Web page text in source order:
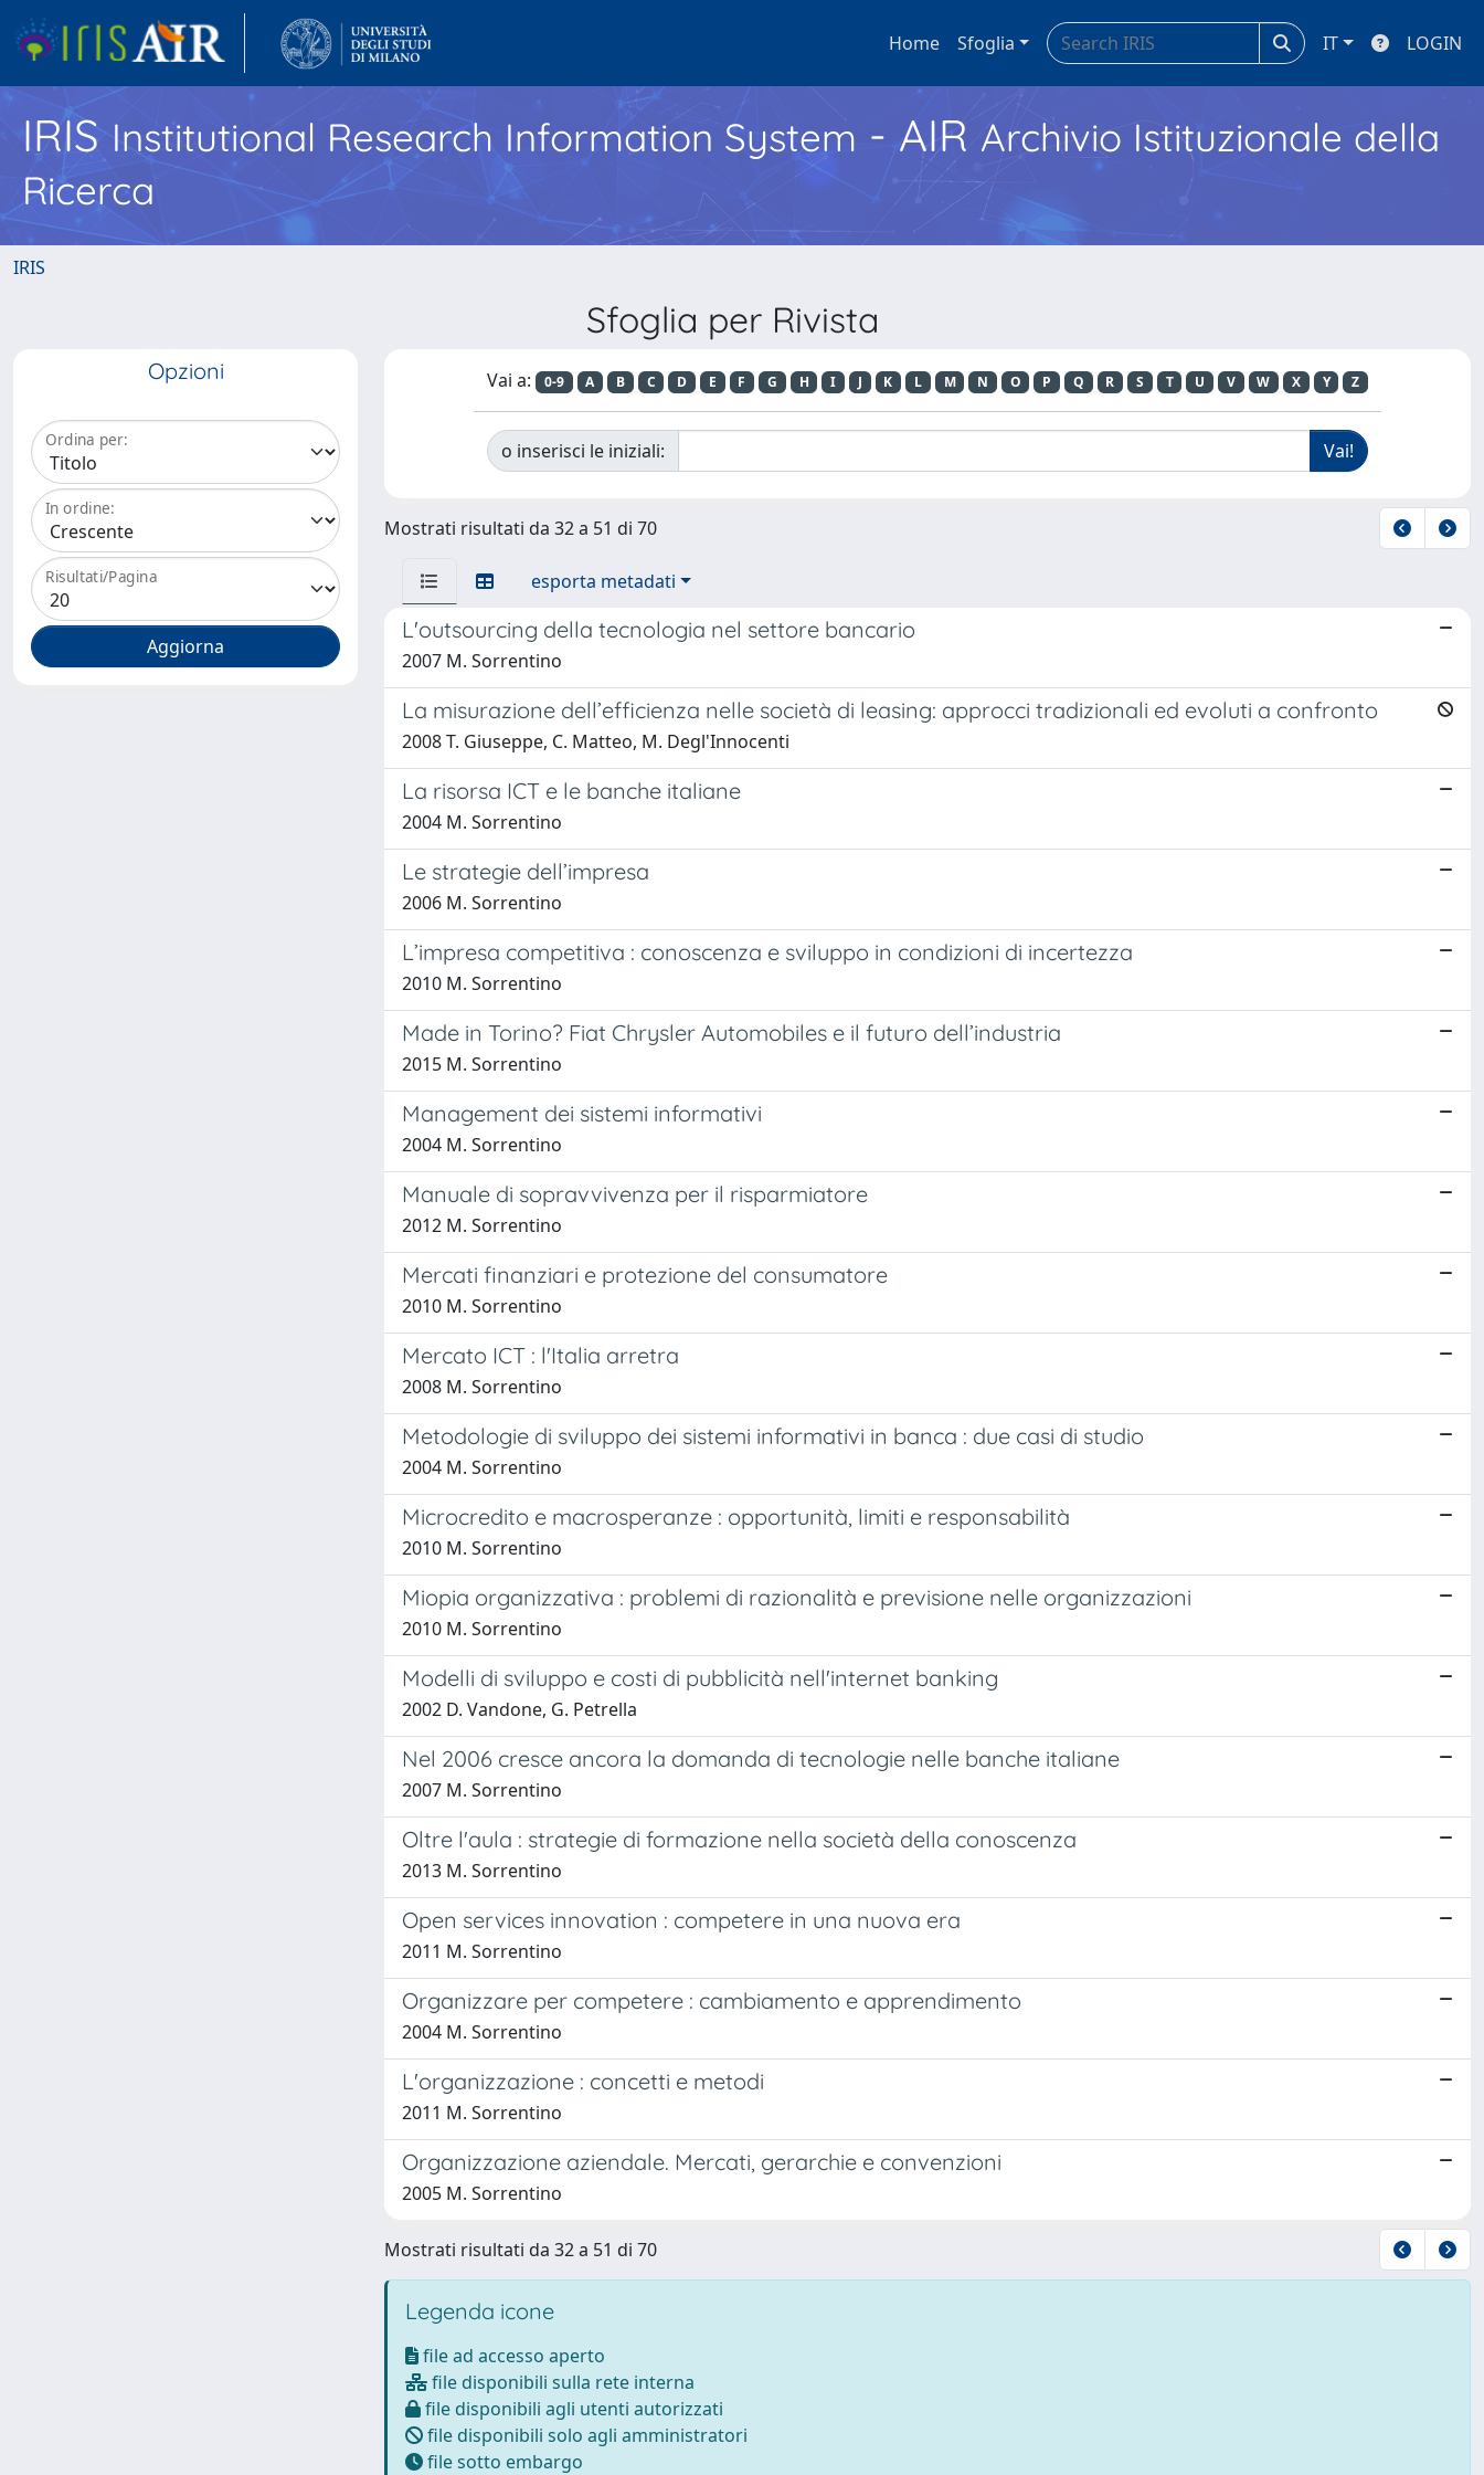
Home Sfoglia IT LOGIN
IRISInstitutional Research Information System - AIR Archivio Istituzionale della
Ricerca
IRIS
Sfoglia per Rivista
Opzioni
Ordina per:
In ordine:
Risultati/Pagina
Vai a: 0-9 A B C D E F G H I J K L M N O P Q R S T U V W X Y Z
o inserisci le iniziali:
Mostrati risultati da 32 a 51 di 70
esporta metadati
L'outsourcing della tecnologia nel settore bancario
2007 M. Sorrentino
La misurazione dell’efficienza nelle società di leasing: approcci tradizionali ed evoluti a confronto
2008 T. Giuseppe, C. Matteo, M. Degl'Innocenti
La risorsa ICT e le banche italiane
2004 M. Sorrentino
Le strategie dell’impresa
2006 M. Sorrentino
L’impresa competitiva : conoscenza e sviluppo in condizioni di incertezza
2010 M. Sorrentino
Made in Torino? Fiat Chrysler Automobiles e il futuro dell’industria
2015 M. Sorrentino
Management dei sistemi informativi
2004 M. Sorrentino
Manuale di sopravvivenza per il risparmiatore
2012 M. Sorrentino
Mercati finanziari e protezione del consumatore
2010 M. Sorrentino
Mercato ICT : l'Italia arretra
2008 M. Sorrentino
Metodologie di sviluppo dei sistemi informativi in banca : due casi di studio
2004 M. Sorrentino
Microcredito e macrosperanze : opportunità, limiti e responsabilità
2010 M. Sorrentino
Miopia organizzativa : problemi di razionalità e previsione nelle organizzazioni
2010 M. Sorrentino
Modelli di sviluppo e costi di pubblicità nell'internet banking
2002 D. Vandone, G. Petrella
Nel 2006 cresce ancora la domanda di tecnologie nelle banche italiane
2007 M. Sorrentino
Oltre l'aula : strategie di formazione nella società della conoscenza
2013 M. Sorrentino
Open services innovation : competere in una nuova era
2011 M. Sorrentino
Organizzare per competere : cambiamento e apprendimento
2004 M. Sorrentino
L'organizzazione : concetti e metodi
2011 M. Sorrentino
Organizzazione aziendale. Mercati, gerarchie e convenzioni
2005 M. Sorrentino
Mostrati risultati da 32 a 51 di 70
Legenda icone
file ad accesso aperto
file disponibili sulla rete interna
file disponibili agli utenti autorizzati
file disponibili solo agli amministratori
file sotto embargo